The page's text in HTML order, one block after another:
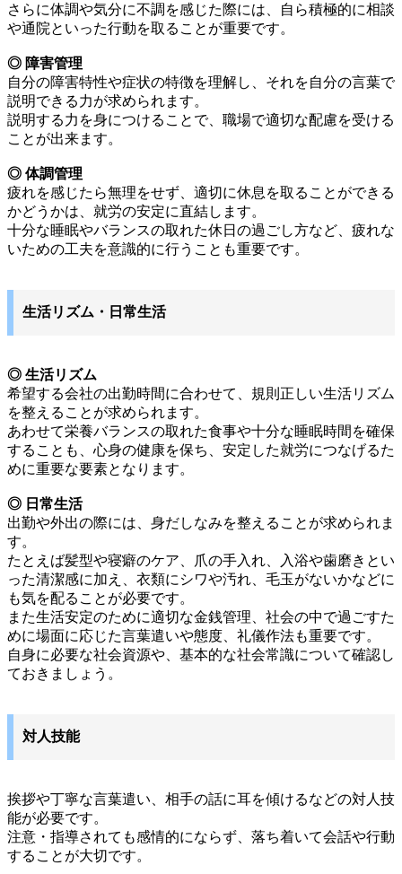
さらに体調や気分に不調を感じた際には、自ら積極的に相談
や通院といった行動を取ることが重要です。
◎ 障害管理
自分の障害特性や症状の特徴を理解し、それを自分の言葉で
説明できる力が求められます。
説明する力を身につけることで、職場で適切な配慮を受ける
ことが出来ます。
◎ 体調管理
疲れを感じたら無理をせず、適切に休息を取ることができる
かどうかは、就労の安定に直結します。
十分な睡眠やバランスの取れた休日の過ごし方など、疲れな
いための工夫を意識的に行うことも重要です。
生活リズム・日常生活
◎ 生活リズム
希望する会社の出勤時間に合わせて、規則正しい生活リズム
を整えることが求められます。
あわせて栄養バランスの取れた食事や十分な睡眠時間を確保
することも、心身の健康を保ち、安定した就労につなげるた
めに重要な要素となります。
◎ 日常生活
出勤や外出の際には、身だしなみを整えることが求められま
す。
たとえば髪型や寝癖のケア、爪の手入れ、入浴や歯磨きとい
った清潔感に加え、衣類にシワや汚れ、毛玉がないかなどに
も気を配ることが必要です。
また生活安定のために適切な金銭管理、社会の中で過ごすた
めに場面に応じた言葉遣いや態度、礼儀作法も重要です。
自身に必要な社会資源や、基本的な社会常識について確認し
ておきましょう。
対人技能
挨拶や丁寧な言葉遣い、相手の話に耳を傾けるなどの対人技
能が必要です。
注意・指導されても感情的にならず、落ち着いて会話や行動
することが大切です。